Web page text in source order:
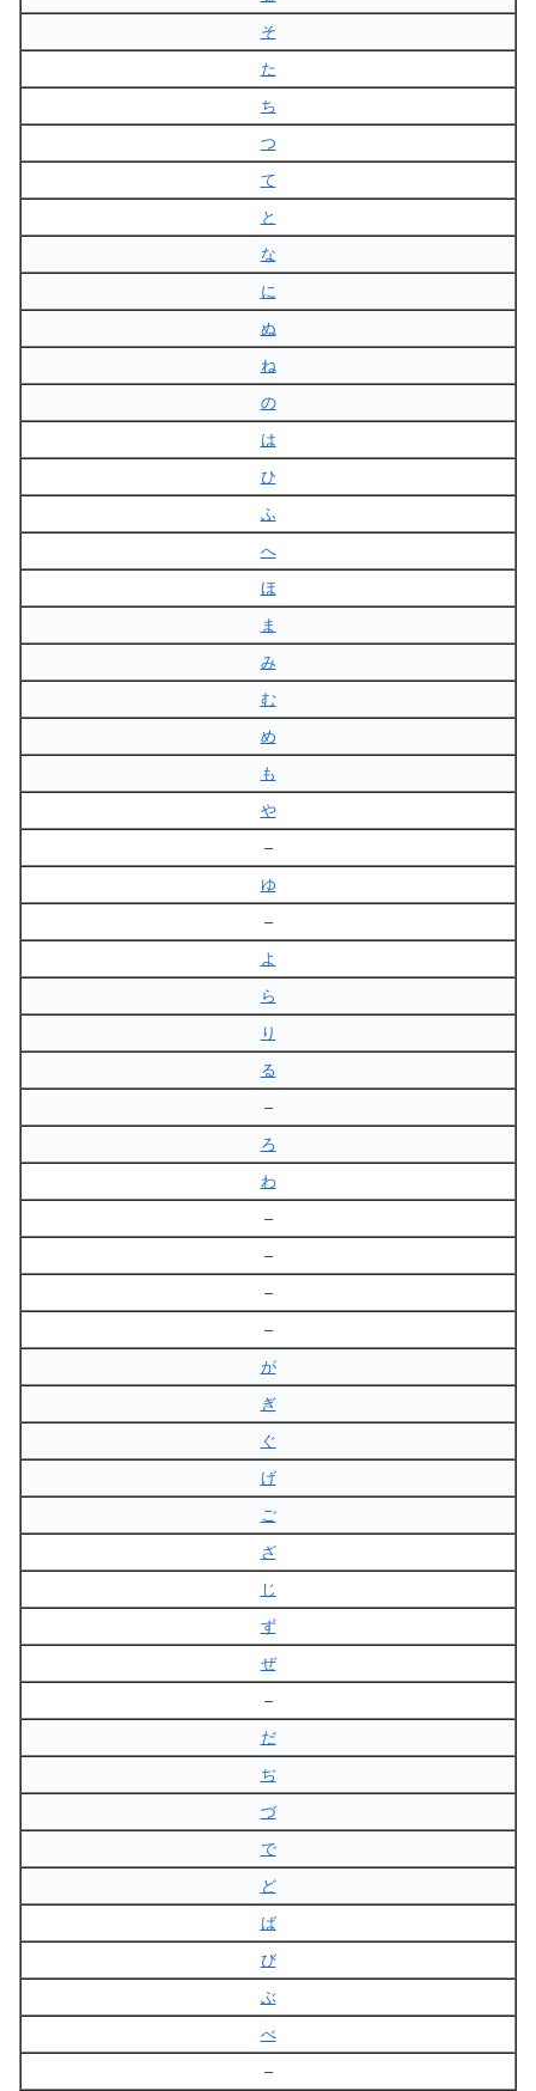
そ
た
ち
つ
て
と
な
に
ぬ
ね
の
は
ひ
ふ
へ
ほ
ま
み
む
め
も
や
–
ゆ
–
よ
ら
り
る
–
ろ
わ
–
–
–
–
が
ぎ
ぐ
げ
ご
ざ
じ
ず
ぜ
–
だ
ぢ
づ
で
ど
ば
び
ぶ
べ
–